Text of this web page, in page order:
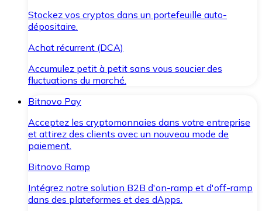
Stockez vos cryptos dans un portefeuille auto-
dépositaire.
Achat récurrent (DCA)
Accumulez petit à petit sans vous soucier des
fluctuations du marché.
Bitnovo Pay
Acceptez les cryptomonnaies dans votre entreprise
et attirez des clients avec un nouveau mode de
paiement.
Bitnovo Ramp
Intégrez notre solution B2B d'on-ramp et d'off-ramp
dans des plateformes et des dApps.